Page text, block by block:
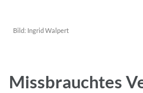
Bild: Ingrid Walpert
Missbrauchtes